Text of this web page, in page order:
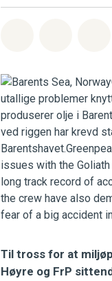
Til tross for at
Høyre og FrP